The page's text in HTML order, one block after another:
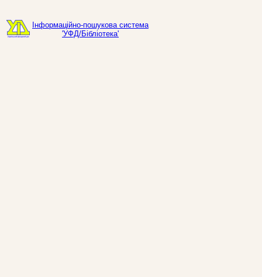
Інформаційно-пошукова система
'УФД/Бібліотека'